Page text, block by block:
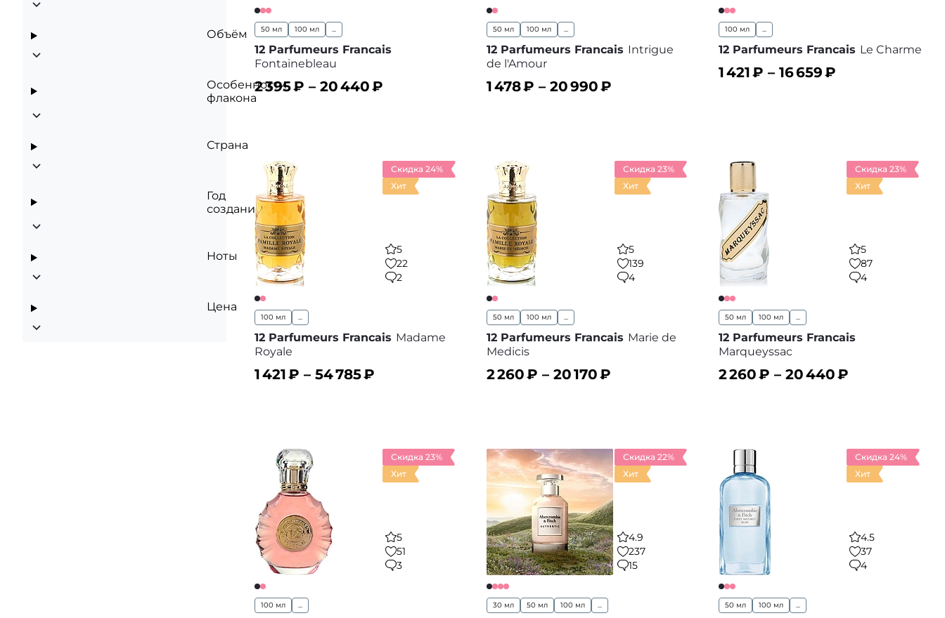
Объём
Особенности
флакона
Страна
Год
создания
Ноты
Цена
50 мл 100 мл ...
12 Parfumeurs Francais
Fontainebleau
2 395₽ – 20 440₽
50 мл 100 мл ...
12 Parfumeurs Francais Intrigue
de l'Amour
1 478₽ – 20 990₽
100 мл ...
12 Parfumeurs Francais Le Charme
1 421₽ – 16 659₽
Скидка 24%
Хит
5
22
2
100 мл ...
12 Parfumeurs Francais Madame
Royale
1 421₽ – 54 785₽
Скидка 23%
Хит
5
139
4
50 мл 100 мл ...
12 Parfumeurs Francais Marie de
Medicis
2 260₽ – 20 170₽
Скидка 23%
Хит
5
87
4
50 мл 100 мл ...
12 Parfumeurs Francais
Marqueyssac
2 260₽ – 20 440₽
Скидка 23%
Хит
5
51
3
100 мл ...
Скидка 22%
Хит
4.9
237
15
30 мл 50 мл 100 мл ...
Скидка 24%
Хит
4.5
37
4
50 мл 100 мл ...